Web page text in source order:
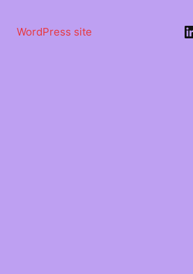
περιεχόμενο
WordPress site